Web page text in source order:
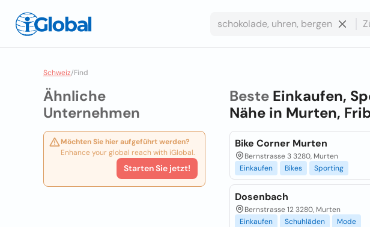
Schweiz/Find
Ähnliche
Unternehmen
Möchten Sie hier aufgeführt werden?
Enhance your global reach with iGlobal.
Starten Sie jetzt!
Beste Einkaufen,
Nähe in Murten,
Bike Corner Murten
Bernstrasse 3 3280, Murten
Einkaufen
Bikes Sporting
Dosenbach
Bernstrasse 12 3280, Murten
Einkaufen
Schuhläden Mode